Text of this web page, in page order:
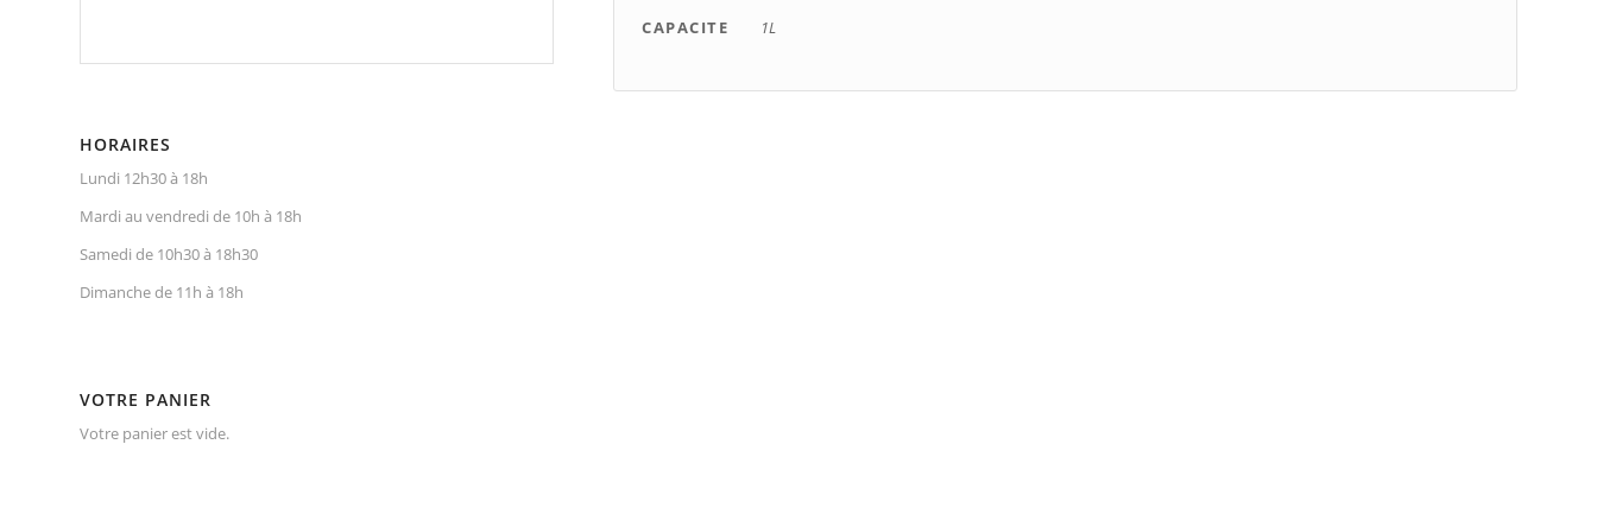
HORAIRES
Lundi 12h30 à 18h
Mardi au vendredi de 10h à 18h
Samedi de 10h30 à 18h30
Dimanche de 11h à 18h
VOTRE PANIER
Votre panier est vide.
CAPACITE 1L